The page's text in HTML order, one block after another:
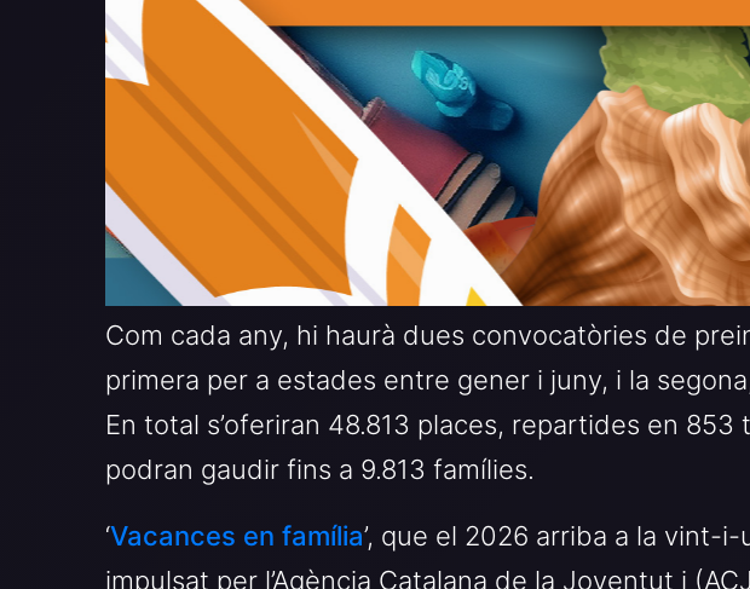
Com cada any, hi haurà dues convocatòries de
primera per a estades entre gener i juny, i la
En total s’oferiran 48.813 places, repartides en 853
podran gaudir fins a 9.813 famílies.
‘Vacances en família’, que el 2026 arriba a la vint-
impulsat per l’Agència Catalana de la Joventut i